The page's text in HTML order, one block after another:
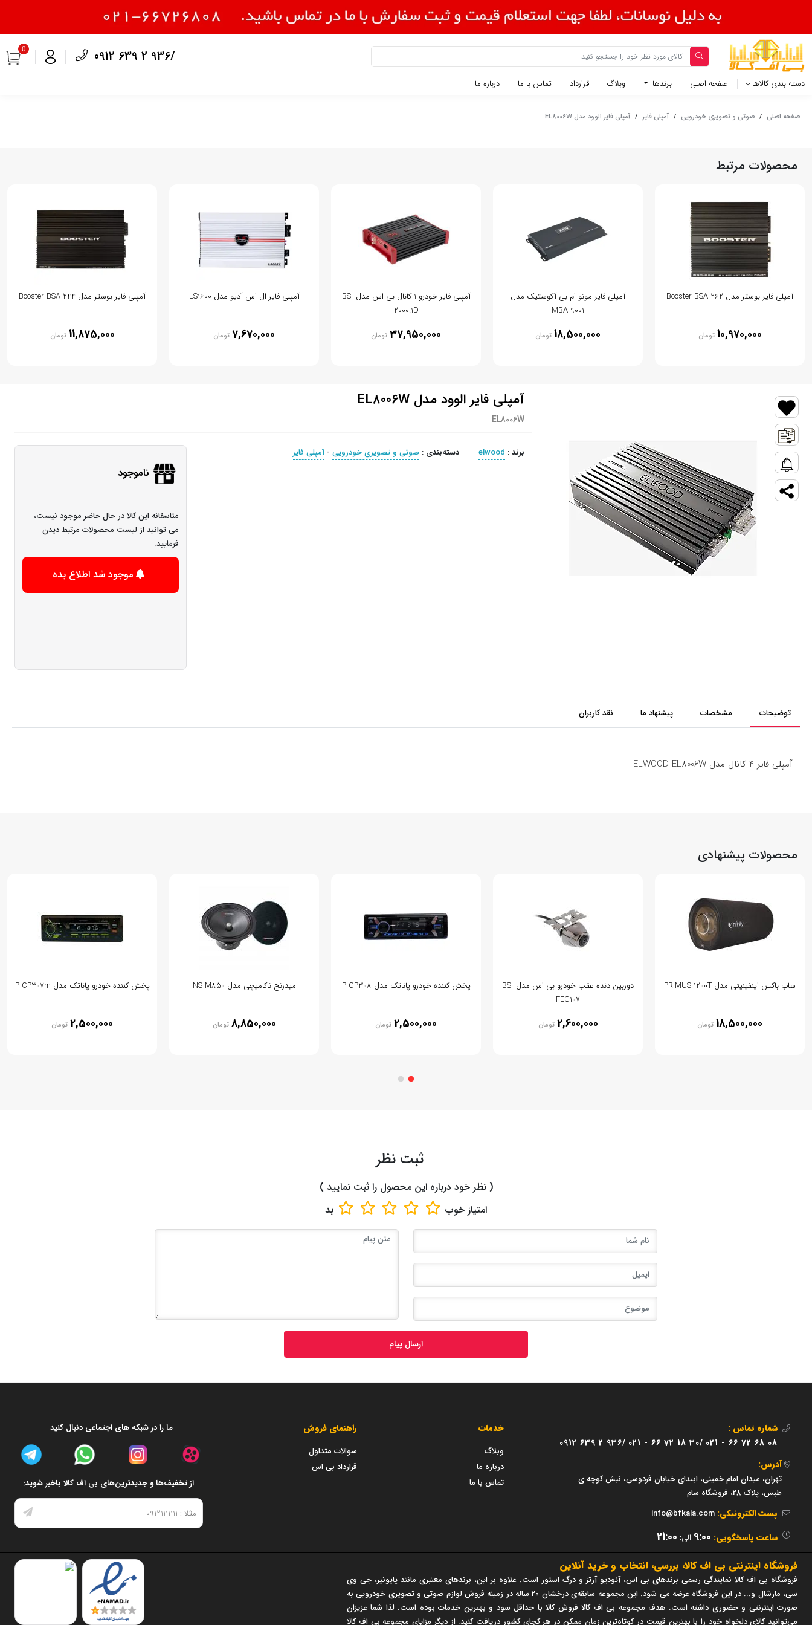
0912 639 2 936/
0
دسته بندی کالاها صفحه اصلی برندها وبلاگ قرارداد تماس با ما درباره ما
صفحه اصلی / صوتی و تصویری خودرویی / آمپلی فایر / آمپلی فایر الوود مدل EL8006W
محصولات مرتبط
آمپلی فایر بوستر مدل Booster BSA-262
10,970,000 تومان
آمپلی فایر مونو ام بی آکوستیک مدل
MBA-9001
18,500,000 تومان
آمپلی فایر خودرو 1 کانال بی اس مدل BS-
2000.1D
37,950,000 تومان
آمپلی فایر ال اس آدیو مدل LS1600
7,670,000 تومان
آمپلی فایر بوستر مدل Booster BSA-244
11,875,000 تومان
آمپلی فایر الوود مدل EL8006W
EL8006W
برند:
elwood دسته‌بندی : صوتی و تصویری خودرویی -آمپلی فایر
ناموجود
متاسفانه این کالا در حال حاضر موجود نیست،
می توانید از لیست محصولات مرتبط دیدن
فرمایید.
موجود شد اطلاع بده
توضیحات مشخصات پیشنهاد ما نقد کاربران
آمپلی فایر 4 کانال مدل ELWOOD EL8006W
محصولات پیشنهادی
ساب باکس اینفینیتی مدل PRIMUS 1200T
18,500,000 تومان
دوربین دنده عقب خودرو بی اس مدل BS-
FEC107
2,600,000 تومان
پخش کننده خودرو پاناتک مدل P-CP308
2,500,000 تومان
میدرنج ناکامیچی مدل NS-M850
8,850,000 تومان
پخش کننده خودرو پاناتک مدل P-CP307m
2,500,000 تومان
ثبت نظر
( نظر خود درباره این محصول را ثبت نمایید )
امتیاز خوب بد
ارسال پیام
شماره تماس :
021 - 66 72 68 08
021 - 66 72 18 30/
0912 639 2 936/
آدرس:
تهران، میدان امام خمینی، ابتدای خیابان فردوسی، نبش کوچه ی
طبس، پلاک 28، فروشگاه سام
پست الکترونیکی: info@bfkala.com
ساعت پاسخگویی: 9:00 الی: 21:00
خدمات
وبلاگ
درباره ما
تماس با ما
راهنمای فروش
سوالات متداول
قرارداد بی اس
ما را در شبکه های اجتماعی دنبال کنید
از تخفیف‌ها و جدیدترین‌های بی اف کالا باخبر شوید:
فروشگاه اینترنتی بی اف کالا، بررسی، انتخاب و خرید آنلاین
فروشگاه بی اف کالا نمایندگی رسمی برندهای بی اس، آئودیو آرتز و درگ استور است. علاوه بر این، برندهای معتبری مانند پایونیر، جی وی
سی، مارشال و... در این فروشگاه عرضه می شود. این مجموعه سابقه‌ی درخشان 20 ساله در زمینه فروش لوازم صوتی و تصویری خودرویی به
صورت اینترنتی و حضوری داشته است. هدف مجموعه بی اف کالا فروش کالا با حداقل سود و بهترین خدمات بوده است. لذا شما عزیزان
می‌توانید کالای دلخواه خود را با بهترین قیمت در کوتاه‌ترین زمان ممکن در هر کجای کشور دریافت کنید. از دیگر مزایای مجموعه بی اف کالا